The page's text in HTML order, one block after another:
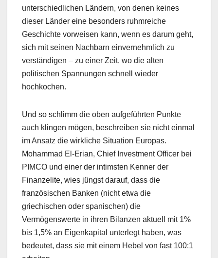
unterschiedlichen Ländern, von denen keines
dieser Länder eine besonders ruhmreiche
Geschichte vorweisen kann, wenn es darum geht,
sich mit seinen Nachbarn einvernehmlich zu
verständigen – zu einer Zeit, wo die alten
politischen Spannungen schnell wieder
hochkochen.
Und so schlimm die oben aufgeführten Punkte
auch klingen mögen, beschreiben sie nicht einmal
im Ansatz die wirkliche Situation Europas.
Mohammad El-Erian, Chief Investment Officer bei
PIMCO und einer der intimsten Kenner der
Finanzelite, wies jüngst darauf, dass die
französischen Banken (nicht etwa die
griechischen oder spanischen) die
Vermögenswerte in ihren Bilanzen aktuell mit 1%
bis 1,5% an Eigenkapital unterlegt haben, was
bedeutet, dass sie mit einem Hebel von fast 100:1